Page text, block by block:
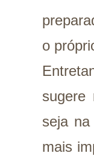
o
sugere
seja
mais